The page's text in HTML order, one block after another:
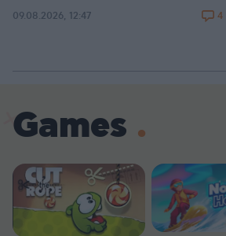
09.08.2026, 12:47 4
Games